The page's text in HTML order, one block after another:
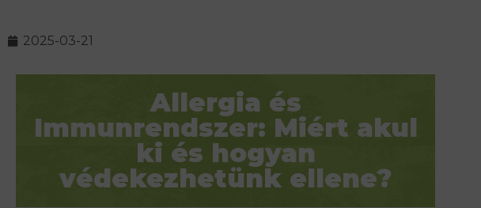
2025-03-21
Allergia és
Immunrendszer: Miért akul
ki és hogyan
védekezhetünk ellene?